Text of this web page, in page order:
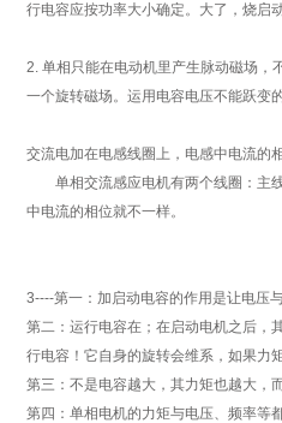
行电容应按功率大小确定。大了，烧启
2. 单相只能在电动机里产生脉动磁场，
一个旋转磁场。运用电容电压不能跃变
交流电加在电感线圈上，电感中电流的
单相交流感应电机有两个线圈：主线
中电流的相位就不一样。
3----第一：加启动电容的作用是让电压
第二：运行电容在；在启动电机之后，
行电容！它自身的旋转会维系，如果力
第三：不是电容越大，其力矩也越大，
第四：单相电机的力矩与电压、频率等